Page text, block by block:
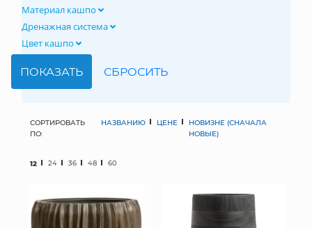
МЯГКИЕ ИГРУШКИ
СУНДУКИ
Материал кашпо
Дренажная система
Цвет кашпо
СОРТИРОВАТЬ
ПО:
НАЗВАНИЮ ЦЕНЕ
НОВИЗНЕ (СНАЧАЛА
НОВЫЕ)
12 24 36 48 60